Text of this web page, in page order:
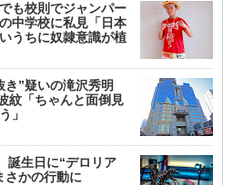
も校則でジャンパー
中学校に私見「日本
うちに奴隷意識が植
き”疑いの滝沢秀明
紋「ちゃんと面倒見
」
誕生日に“デロリア
さかの行動に